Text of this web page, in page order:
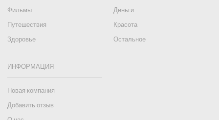
Фильмы
Деньги
Путешествия
Красота
Здоровье
Остальное
ИНФОРМАЦИЯ
Новая компания
Добавить отзыв